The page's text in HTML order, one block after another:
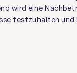
wird eine
festzuhalten